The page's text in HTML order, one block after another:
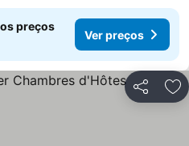
preços
Ver preços
Partilhar